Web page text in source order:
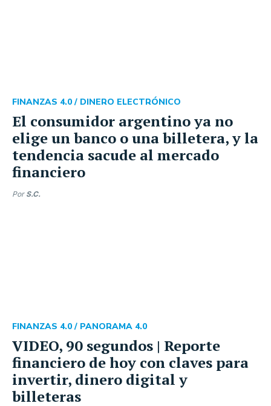
El consumidor argentino ya no
elige un banco o una billetera, y la
tendencia sacude al mercado
financiero
FINANZAS 4.0 / DINERO ELECTRÓNICO
Por S.C.
VIDEO, 90 segundos | Reporte
financiero de hoy con claves para
invertir, dinero digital y
billeteras
FINANZAS 4.0 / PANORAMA 4.0